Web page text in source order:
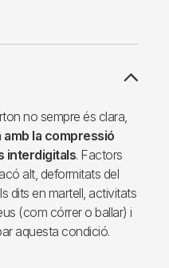
no sempre és clara,
la compressió
interdigitals. Factors
alt, deformitats del
dits en martell, activitats
(com córrer o ballar) i
aquesta condició.